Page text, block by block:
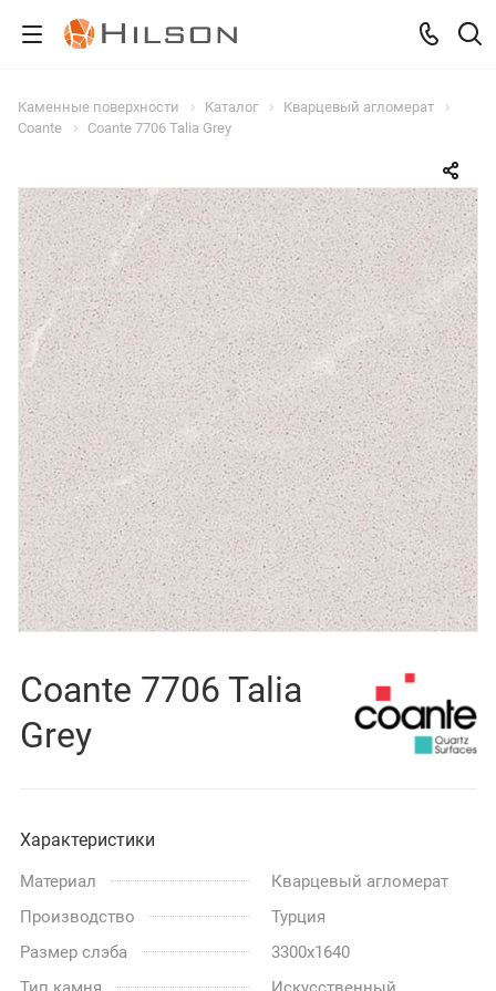
Каменные поверхности Каталог
Кварцевый агломерат
Coante
Coante 7706 Talia Grey
Coante 7706 Talia
Grey
Характеристики
Материал
Кварцевый агломерат
Производство
Турция
Размер слэба
3300x1640